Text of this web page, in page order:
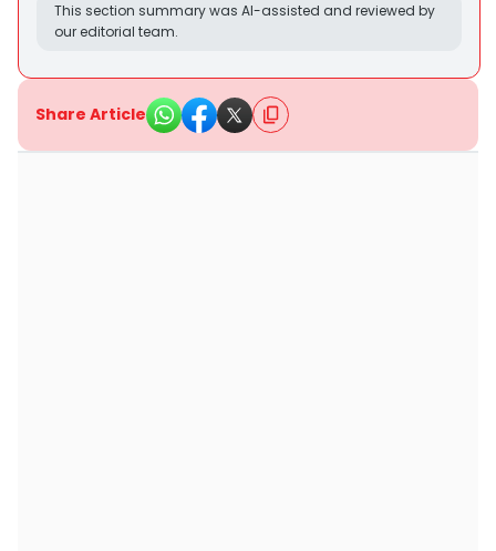
This section summary was AI-assisted and reviewed by
our editorial team.
Share Article